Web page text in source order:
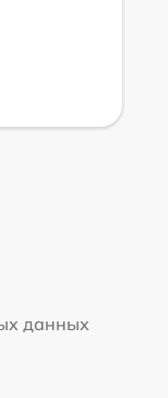
данных